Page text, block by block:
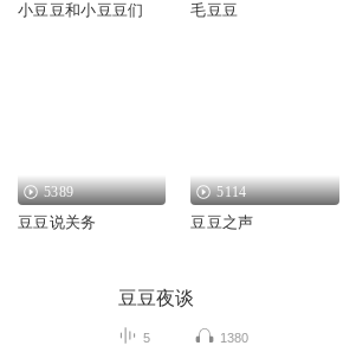
小豆豆和小豆豆们 毛豆豆
5389
豆豆说关务
5114
豆豆之声
豆豆夜谈
5 1380